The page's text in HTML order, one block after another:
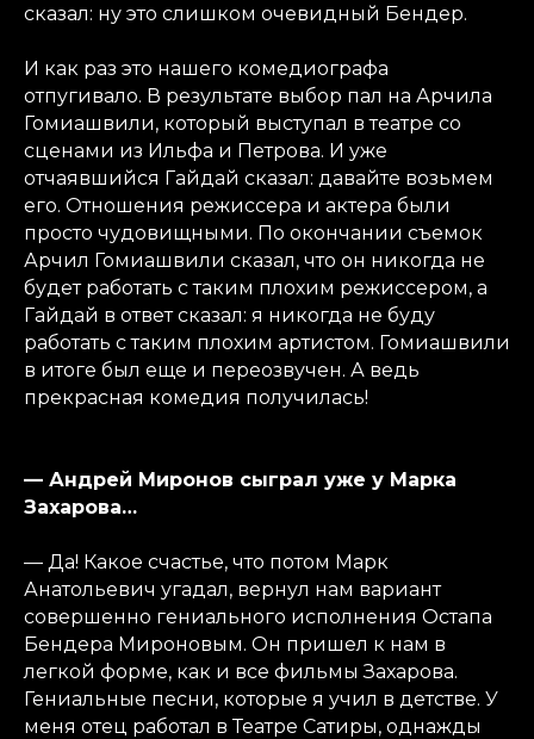
сказал: ну это слишком очевидный Бендер.
И как раз это нашего комедиографа
отпугивало. В результате выбор пал на Арчила
Гомиашвили, который выступал в театре со
сценами из Ильфа и Петрова. И уже
отчаявшийся Гайдай сказал: давайте возьмем
его. Отношения режиссера и актера были
просто чудовищными. По окончании съемок
Арчил Гомиашвили сказал, что он никогда не
будет работать с таким плохим режиссером, а
Гайдай в ответ сказал: я никогда не буду
работать с таким плохим артистом. Гомиашвили
в итоге был еще и переозвучен. А ведь
прекрасная комедия получилась!
— Андрей Миронов сыграл уже у Марка
Захарова…
— Да! Какое счастье, что потом Марк
Анатольевич угадал, вернул нам вариант
совершенно гениального исполнения Остапа
Бендера Мироновым. Он пришел к нам в
легкой форме, как и все фильмы Захарова.
Гениальные песни, которые я учил в детстве. У
меня отец работал в Театре Сатиры, однажды